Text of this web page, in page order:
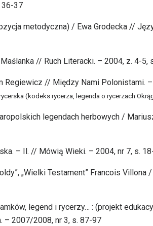
36-37
metodyczna) / Ewa Grodecka //
// Ruch Literacki. – 2004, z. 4-5,
Regiewicz // Między Nami Polonistami. –
(kodeks rycerza, legenda o rycerzach
legendach herbowych /
– Il. // Mówią Wieki. – 2004, nr 7, s.
„Wielki Testament” Francois
legend i rycerzy… : (projekt
– 2007/2008, nr 3, s. 87-97